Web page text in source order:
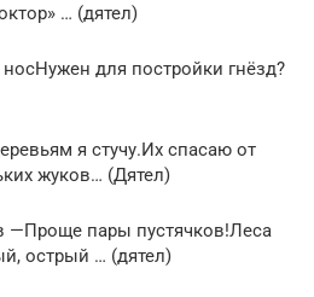
… (дятел)
для постройки гнёзд?
я стучу.Их спасаю от
жуков… (Дятел)
—Проще пары пустячков!Леса
острый … (дятел)